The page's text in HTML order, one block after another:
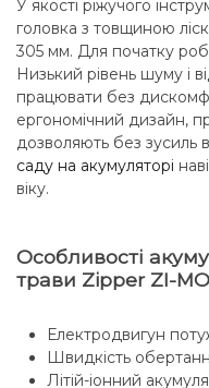
У якості ріжучого
головка з товщиною
305 мм. Для початку
Низький рівень шуму і
працювати без
ергономічний дизайн,
дозволяють без зусиль
саду на акумуляторі
віку.
Особливості
трави Zipper ZI-
Електродвигун
Швидкість
Літій-іонний